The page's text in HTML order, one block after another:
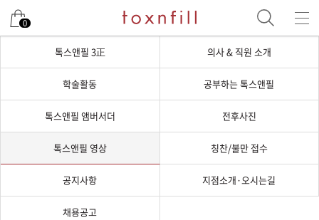
0
톡스앤필 3正 의사 & 직원 소개
학술활동 공부하는 톡스앤필
톡스앤필 앰버서더 전후사진
톡스앤필 영상 칭찬/불만 접수
공지사항 지점소개·오시는길
채용공고